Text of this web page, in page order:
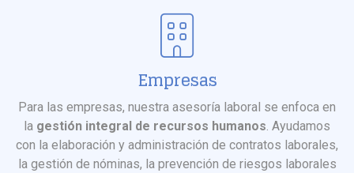
Empresas
Para las empresas, nuestra asesoría laboral se enfoca en
la gestión integral de recursos humanos. Ayudamos
con la elaboración y administración de contratos laborales,
la gestión de nóminas, la prevención de riesgos laborales